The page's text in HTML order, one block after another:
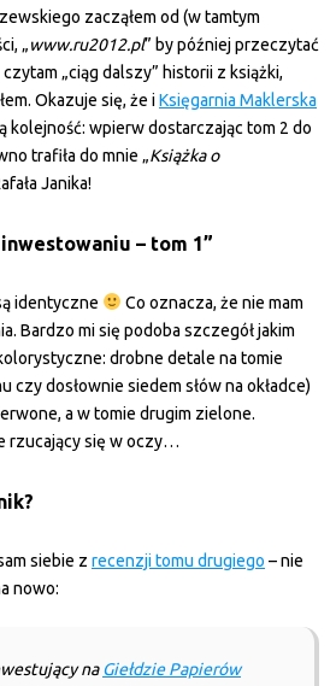
zacząłem od (w tamtym
„www.ru2012.pl” by później przeczytać
„ciąg dalszy” historii z książki,
Okazuje się, że iKsięgarnia Maklerska
kolejność: wpierw dostarczając tom 2 do
trafiła do mnie „Książka o
Janika!
– tom 1”
identyczne
Co oznacza, że nie mam
Bardzo mi się podoba szczegół jakim
drobne detale na tomie
czy dosłownie siedem słów na okładce)
a w tomie drugim zielone.
rzucający się w oczy…
siebie z recenzji tomu drugiego – nie
nowo:
naGiełdzie Papierów